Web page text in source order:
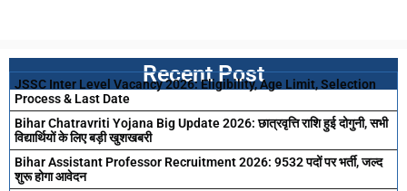
Recent Post
JSSC Inter Level Vacancy 2026: Eligibility, Age Limit, Selection
Process & Last Date
Bihar Chatravriti Yojana Big Update 2026: छात्रवृत्ति राशि हुई दोगुनी, सभी
विद्यार्थियों के लिए बड़ी खुशखबरी
Bihar Assistant Professor Recruitment 2026: 9532 पदों पर भर्ती, जल्द
शुरू होगा आवेदन